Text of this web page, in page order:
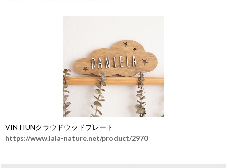
VINTIUNクラウドウッドプレート
https://www.lala-nature.net/product/2970